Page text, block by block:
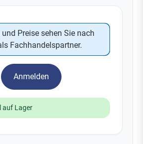
Preise sehen Sie nach
Fachhandelspartner.
Anmelden
auf Lager